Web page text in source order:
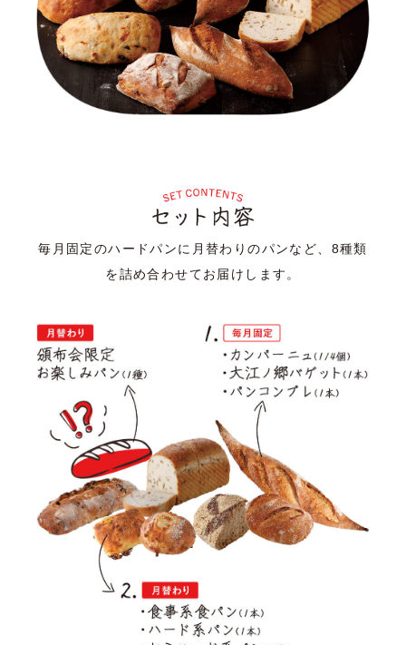
毎月固定のハードパンに月替わりのパンなど、8種類
を詰め合わせてお届けします。